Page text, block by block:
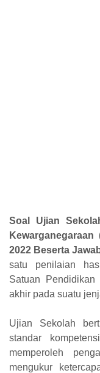
Soal Ujian
2022 Beserta
satu penilaian
Satuan
akhir pada suatu
Ujian Sekolah
standar
memperoleh
mengukur